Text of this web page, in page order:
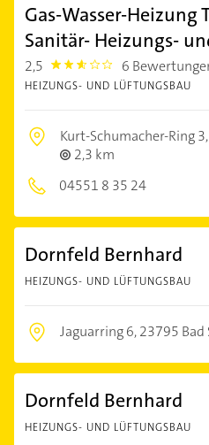
Gas-Wasser-Heizung
Sanitär- Heizungs-
2,5 2.5 6
HEIZUNGS- UND LÜFTUNGSBAU
Kurt-Schumacher-Ring 3,
2,3 km
04551 8 35 24
Dornfeld Bernhard
HEIZUNGS- UND LÜFTUNGSBAU
Jaguarring 6,23795 Bad
Dornfeld Bernhard
HEIZUNGS- UND LÜFTUNGSBAU